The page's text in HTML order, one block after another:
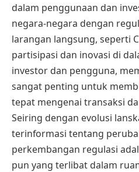
dalam penggunaan dan
negara-negara dengan
larangan langsung, seperti
partisipasi dan inovasi di
investor dan pengguna,
sangat penting untuk
tepat mengenai transaksi
Seiring dengan evolusi
terinformasi tentang
perkembangan regulasi
pun yang terlibat dalam